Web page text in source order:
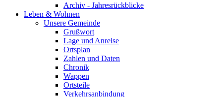
Archiv - Jahresrückblicke
Leben & Wohnen
Unsere Gemeinde
Grußwort
Lage und Anreise
Ortsplan
Zahlen und Daten
Chronik
Wappen
Ortsteile
Verkehrsanbindung